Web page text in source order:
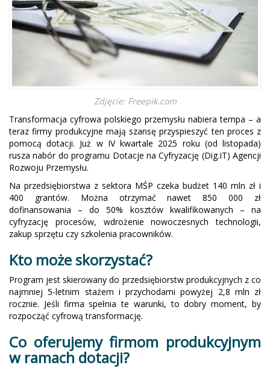
Zdjęcie: Freepik.com
Transformacja cyfrowa polskiego przemysłu nabiera tempa – a
teraz firmy produkcyjne mają szansę przyspieszyć ten proces z
pomocą dotacji. Już w IV kwartale 2025 roku (od listopada)
rusza nabór do programu Dotacje na Cyfryzację (Dig.IT) Agencji
Rozwoju Przemysłu.
Na przedsiębiorstwa z sektora MŚP czeka budżet 140 mln zł i
400 grantów. Można otrzymać nawet 850 000 zł
dofinansowania – do 50% kosztów kwalifikowanych – na
cyfryzację procesów, wdrożenie nowoczesnych technologii,
zakup sprzętu czy szkolenia pracowników.
Kto może skorzystać?
Program jest skierowany do przedsiębiorstw produkcyjnych z co
najmniej 5-letnim stażem i przychodami powyżej 2,8 mln zł
rocznie. Jeśli firma spełnia te warunki, to dobry moment, by
rozpocząć cyfrową transformację.
Co oferujemy firmom produkcyjnym
w ramach dotacji?